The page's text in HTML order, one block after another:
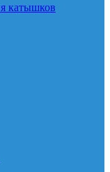
катышков